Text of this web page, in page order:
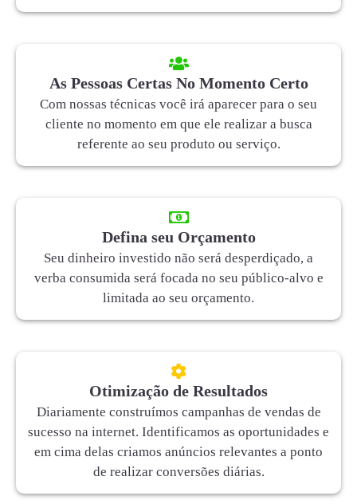
As Pessoas Certas No Momento Certo
Com nossas técnicas você irá aparecer para o seu
cliente no momento em que ele realizar a busca
referente ao seu produto ou serviço.
Defina seu Orçamento
Seu dinheiro investido não será desperdiçado, a
verba consumida será focada no seu público-alvo e
limitada ao seu orçamento.
Otimização de Resultados
Diariamente construímos campanhas de vendas de
sucesso na internet. Identificamos as oportunidades e
em cima delas criamos anúncios relevantes a ponto
de realizar conversões diárias.